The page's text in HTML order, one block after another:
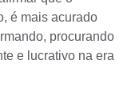
é mais acurado
procurando
e lucrativo na era